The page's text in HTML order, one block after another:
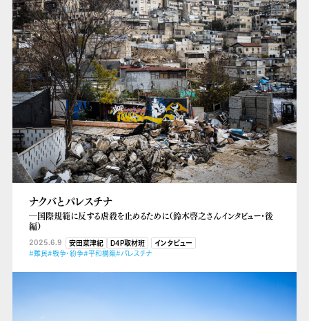
ナクバとパレスチナ
―国際規範に反する虐殺を止めるために（鈴木啓之さんインタビュー・後
編）
2025.6.9 安田菜津紀 D4P取材班
インタビュー
#難民#戦争・紛争#平和構築#パレスチナ